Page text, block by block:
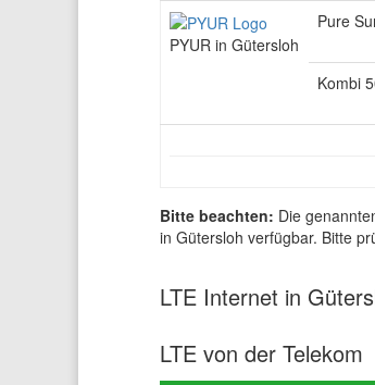
PYUR in Gütersloh
Pure
Kombi
Bitte beachten: Die
in Gütersloh verfügbar. Bitte
LTE Internet in
LTE von der Telekom